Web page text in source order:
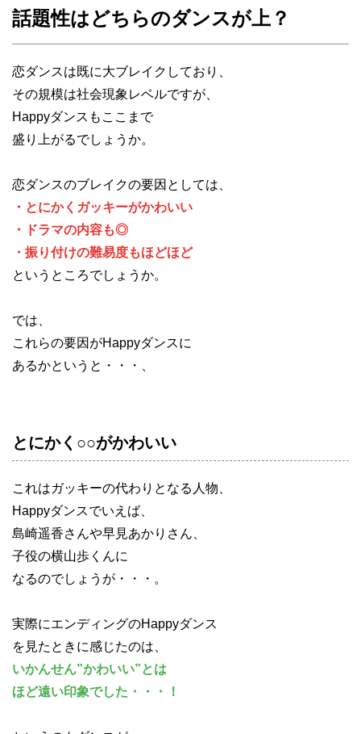
話題性はどちらのダンスが上？
恋ダンスは既に大ブレイクしており、
その規模は社会現象レベルですが、
Happyダンスもここまで
盛り上がるでしょうか。
恋ダンスのブレイクの要因としては、
・とにかくガッキーがかわいい
・ドラマの内容も◎
・振り付けの難易度もほどほど
というところでしょうか。
では、
これらの要因がHappyダンスに
あるかというと・・・、
とにかく○○がかわいい
これはガッキーの代わりとなる人物、
Happyダンスでいえば、
島崎遥香さんや早見あかりさん、
子役の横山歩くんに
なるのでしょうが・・・。
実際にエンディングのHappyダンス
を見たときに感じたのは、
いかんせん”かわいい”とは
ほど遠い印象でした・・・！